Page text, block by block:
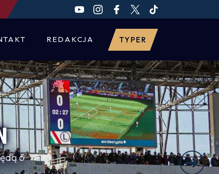
REDAKCJA TYPER
o